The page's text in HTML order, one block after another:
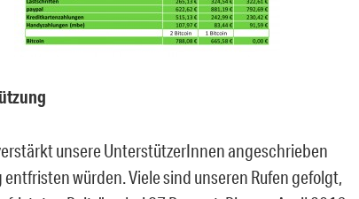
unsere UnterstützerInnen angeschrieben
würden. Viele sind unseren Rufen gefolgt,